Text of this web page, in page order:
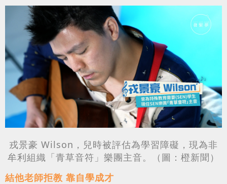
戎景豪 Wilson，兒時被評估為學習障礙，現為非
牟利組織「青草音符」樂團主音。（圖：橙新聞）
結他老師拒教 靠自學成才